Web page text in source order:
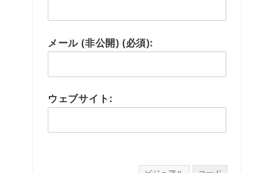
メール (非公開) (必須):
ウェブサイト: